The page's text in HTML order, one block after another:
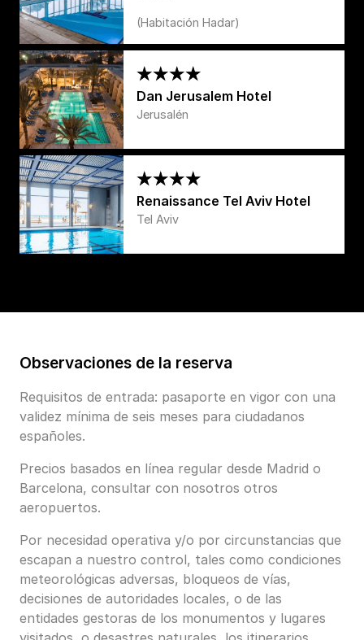
(Habitación Hadar)
Dan Jerusalem Hotel
Jerusalén
Renaissance Tel Aviv Hotel
Tel Aviv
Observaciones de la reserva
Requisitos de entrada: pasaporte en vigor con una
validez mínima de seis meses para ciudadanos
españoles.
Precios basados en línea regular desde Madrid o
Barcelona, consultar con nosotros otros
aeropuertos.
Por necesidad operativa y/o por circunstancias que
escapan a nuestro control, tales como condiciones
meteorológicas adversas, bloqueos de vías,
decisiones de autoridades locales, o de las
entidades gestoras de los monumentos y lugares